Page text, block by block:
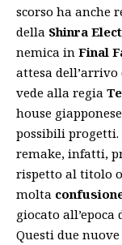
scorso ha anche
della Shinra
nemica in Final
attesa
vede alla regia
house giapponese
possibili
remake, infatti,
rispetto al titolo
molta
giocato all’epoca
Questi due